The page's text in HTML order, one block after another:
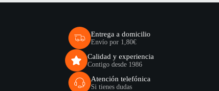
Entrega a domicilio
Envío por 1,80€
Calidad y experiencia
Contigo desde 1986
Atención telefónica
Si tienes dudas